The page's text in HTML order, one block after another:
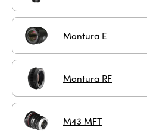
Montura E
Montura RF
M43 MFT